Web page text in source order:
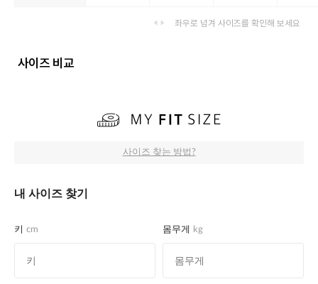
좌우로 넘겨 사이즈를 확인해 보세요
사이즈 비교